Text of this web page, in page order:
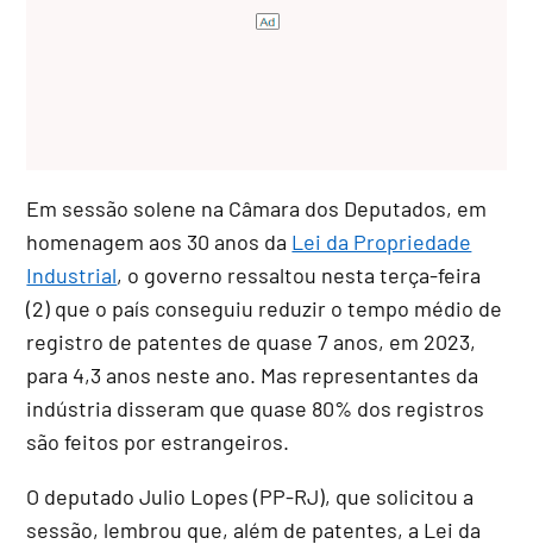
Em sessão solene na Câmara dos Deputados, em
homenagem aos 30 anos da Lei da Propriedade
Industrial, o governo ressaltou nesta terça-feira
(2) que o país conseguiu reduzir o tempo médio de
registro de patentes de quase 7 anos, em 2023,
para 4,3 anos neste ano. Mas representantes da
indústria disseram que quase 80% dos registros
são feitos por estrangeiros.
O deputado Julio Lopes (PP-RJ), que solicitou a
sessão, lembrou que, além de patentes, a Lei da